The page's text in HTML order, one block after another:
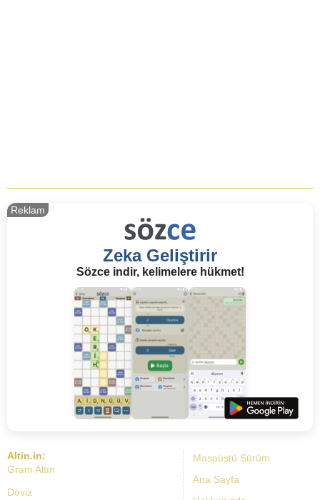
Zeka Geliştirir
Sözce indir, kelimelere hükmet!
Reklam
Masaüstü Sürüm
Ana Sayfa
Altin.in:
Gram Altın
Döviz